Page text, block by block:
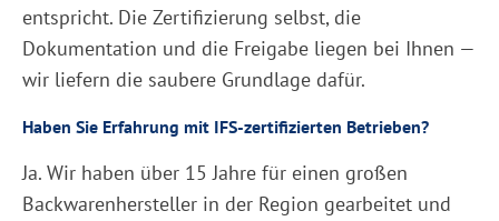
entspricht. Die Zertifizierung selbst, die
Dokumentation und die Freigabe liegen bei Ihnen —
wir liefern die saubere Grundlage dafür.
Haben Sie Erfahrung mit IFS-zertifizierten Betrieben?
Ja. Wir haben über 15 Jahre für einen großen
Backwarenhersteller in der Region gearbeitet und